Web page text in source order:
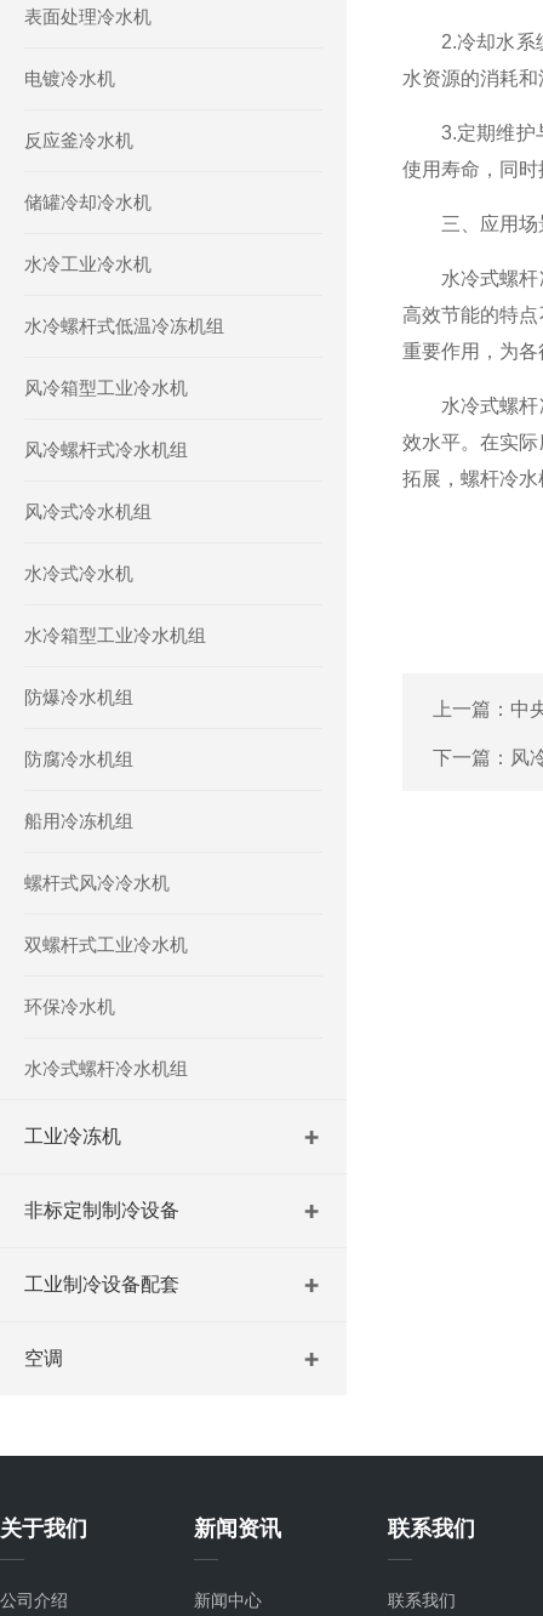
表面处理冷水机
电镀冷水机
反应釜冷水机
储罐冷却冷水机
水冷工业冷水机
水冷螺杆式低温冷冻机组
风冷箱型工业冷水机
风冷螺杆式冷水机组
风冷式冷水机组
水冷式冷水机
水冷箱型工业冷水机组
防爆冷水机组
防腐冷水机组
船用冷冻机组
螺杆式风冷冷水机
双螺杆式工业冷水机
环保冷水机
水冷式螺杆冷水机组
工业冷冻机
非标定制制冷设备
工业制冷设备配套
空调
2.冷却水系统
水资源的消耗和
3.定期维护与
使用寿命，同
三、应用场
水冷式螺杆冷
高效节能的特
重要作用，为
水冷式螺杆冷
效水平。在实
拓展，螺杆冷
上一篇： 中
下一篇： 风
关于我们
公司介绍
新闻资讯
新闻中心
联系我们
联系我们